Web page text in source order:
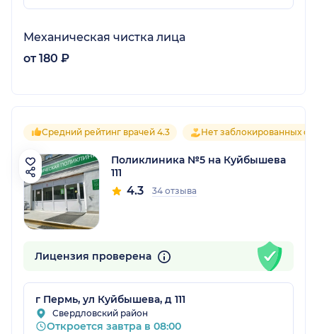
Механическая чистка лица
от 180 ₽
Средний рейтинг врачей 4.3 Нет заблокированных
Поликлиника №5 на Куйбышева
111
4.3 34 отзыва
Лицензия проверена
г Пермь, ул Куйбышева, д 111
Свердловский район
Откроется завтра в 08:00